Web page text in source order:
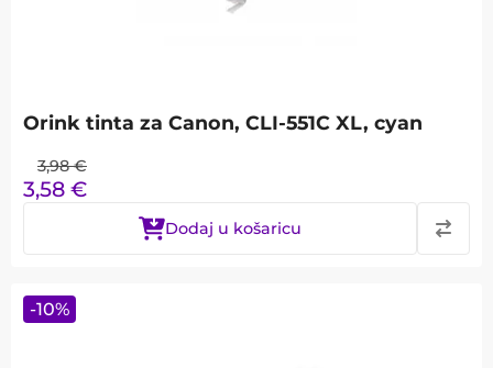
Orink tinta za Canon, CLI-551C XL, cyan
3,98 €
3,58 €
Dodaj u košaricu
-10%